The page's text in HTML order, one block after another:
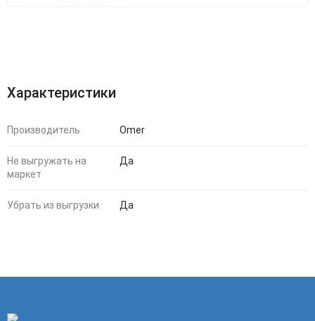
Характеристики
Производитель Omer
Не выгружать на
маркет
Да
Убрать из выгрузки Да